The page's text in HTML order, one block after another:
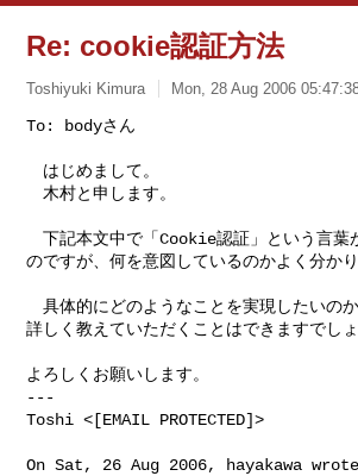
Re: cookie認証方法
Toshiyuki Kimura Mon, 28 Aug 2006
To: bodyさん
はじめまして。
木村と申します。
下記本文中で「Cookie認証」という言葉
のですが、何を意図しているのかよく分かり
具体的にどのようなことを実現したいの
詳しく教えていただくことはできますでし
よろしくお願いします。
---
Toshi <[EMAIL PROTECTED]>
On Sat, 26 Aug 2006, hayakawa